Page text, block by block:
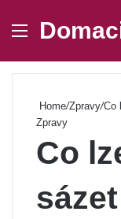
Menu
Home/Zpravy/Co
Zpravy
Co